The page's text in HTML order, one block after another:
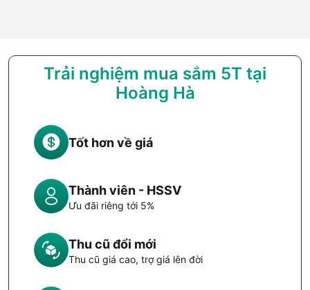
Trải nghiệm mua sắm 5T tại
Hoàng Hà
Tốt hơn về giá
Thành viên - HSSV
Ưu đãi riêng tới 5%
Thu cũ đổi mới
Thu cũ giá cao, trợ giá lên đời